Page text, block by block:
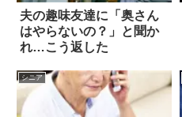
夫の趣味友達に「奥さん
はやらないの？」と聞か
れ…こう返した
シニア